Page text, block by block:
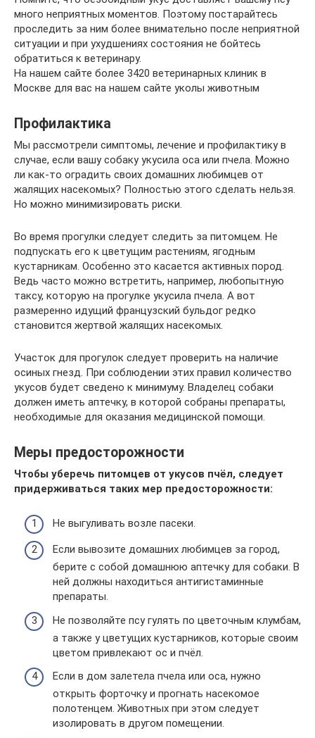
много неприятных моментов. Поэтому постарайтесь
проследить за ним более внимательно после неприятной
ситуации и при ухудшениях состояния не бойтесь
обратиться к ветеринару.
На нашем сайте более 3420 ветеринарных клиник в
Москве для вас на нашем сайте уколы животным
Профилактика
Мы рассмотрели симптомы, лечение и профилактику в
случае, если вашу собаку укусила оса или пчела. Можно
ли как-то оградить своих домашних любимцев от
жалящих насекомых? Полностью этого сделать нельзя.
Но можно минимизировать риски.
Во время прогулки следует следить за питомцем. Не
подпускать его к цветущим растениям, ягодным
кустарникам. Особенно это касается активных пород.
Ведь часто можно встретить, например, любопытную
таксу, которую на прогулке укусила пчела. А вот
размеренно идущий французский бульдог редко
становится жертвой жалящих насекомых.
Участок для прогулок следует проверить на наличие
осиных гнезд. При соблюдении этих правил количество
укусов будет сведено к минимуму. Владелец собаки
должен иметь аптечку, в которой собраны препараты,
необходимые для оказания медицинской помощи.
Меры предосторожности
Чтобы уберечь питомцев от укусов пчёл, следует
придерживаться таких мер предосторожности:
Не выгуливать возле пасеки.
Если вывозите домашних любимцев за город,
берите с собой домашнюю аптечку для собаки. В
ней должны находиться антигистаминные
препараты.
Не позволяйте псу гулять по цветочным клумбам,
а также у цветущих кустарников, которые своим
цветом привлекают ос и пчёл.
Если в дом залетела пчела или оса, нужно
открыть форточку и прогнать насекомое
полотенцем. Животных при этом следует
изолировать в другом помещении.